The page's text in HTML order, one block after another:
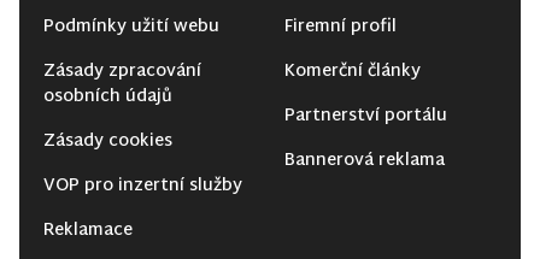
Podmínky užití webu
Zásady zpracování
osobních údajů
Zásady cookies
VOP pro inzertní služby
Reklamace
Firemní profil
Komerční články
Partnerství portálu
Bannerová reklama